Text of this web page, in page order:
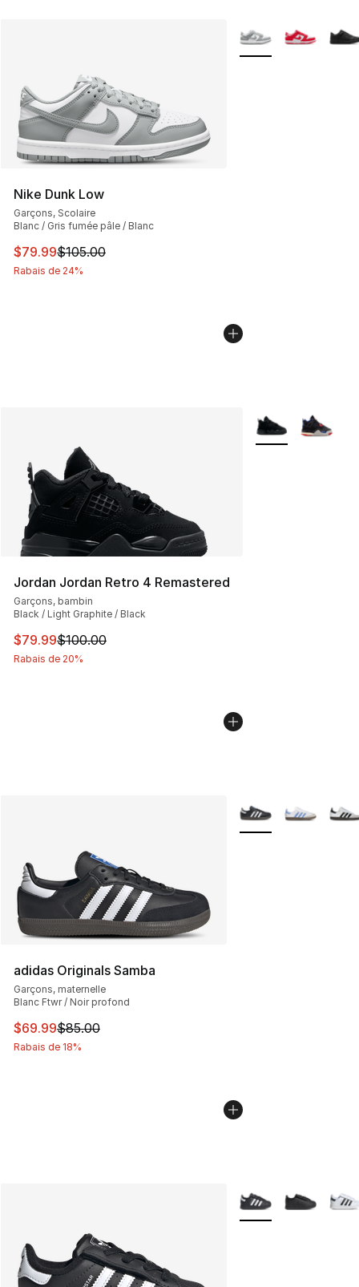
Nike Dunk Low
Garçons, Scolaire
Blanc / Gris fumée pâle / Blanc
Cet article est en solde. Le prix est passé de $105.00 à
$79.99$105.00
Rabais de 24%
Plus de couleurs
Jordan Jordan Retro 4 Remastered
Garçons, bambin
Black / Light Graphite / Black
Cet article est en solde. Le prix est passé de $100.00 à
$79.99$100.00
Rabais de 20%
Plus de couleurs
adidas Originals Samba
Garçons, maternelle
Blanc Ftwr / Noir profond
Cet article est en solde. Le prix est passé de $85.00 à
$69.99$85.00
Rabais de 18%
Plus de couleurs
Plus de couleurs